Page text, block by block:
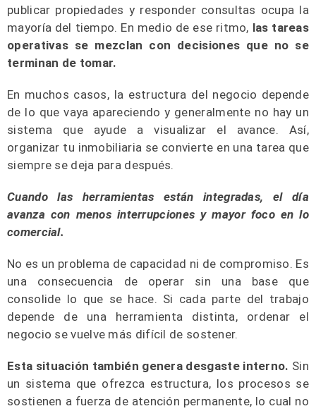
publicar propiedades y responder consultas ocupa la
mayoría del tiempo. En medio de ese ritmo, las tareas
operativas se mezclan con decisiones que no se
terminan de tomar.
En muchos casos, la estructura del negocio depende
de lo que vaya apareciendo y generalmente no hay un
sistema que ayude a visualizar el avance. Así,
organizar tu inmobiliaria se convierte en una tarea que
siempre se deja para después.
Cuando las herramientas están integradas, el día
avanza con menos interrupciones y mayor foco en lo
comercial.
No es un problema de capacidad ni de compromiso. Es
una consecuencia de operar sin una base que
consolide lo que se hace. Si cada parte del trabajo
depende de una herramienta distinta, ordenar el
negocio se vuelve más difícil de sostener.
Esta situación también genera desgaste interno. Sin
un sistema que ofrezca estructura, los procesos se
sostienen a fuerza de atención permanente, lo cual no